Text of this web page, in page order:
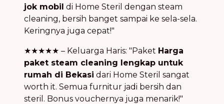
jok mobil di Home Steril dengan steam
cleaning, bersih banget sampai ke sela-sela.
Keringnya juga cepat!"
★★★★★ – Keluarga Haris: "Paket Harga
paket steam cleaning lengkap untuk
rumah di Bekasi dari Home Steril sangat
worth it. Semua furnitur jadi bersih dan
steril. Bonus vouchernya juga menarik!"